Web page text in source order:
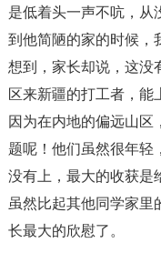
是低着头一声不吭，从
到他简陋的家的时候，
想到，家长却说，这没
区来新疆的打工者，能
因为在内地的偏远山区
题呢！他们虽然很年轻
没有上，最大的收获是
虽然比起其他同学家里
长最大的欣慰了。